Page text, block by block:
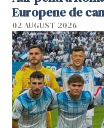
Europene de
02 AUGUST 2026